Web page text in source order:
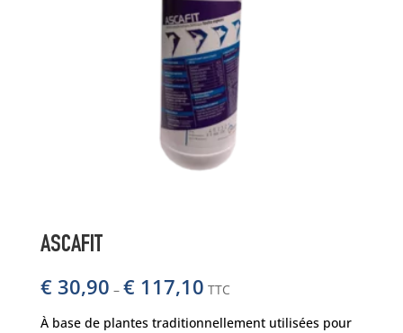
ASCAFIT
€ 30,90 – € 117,10 TTC
À base de plantes traditionnellement utilisées pour